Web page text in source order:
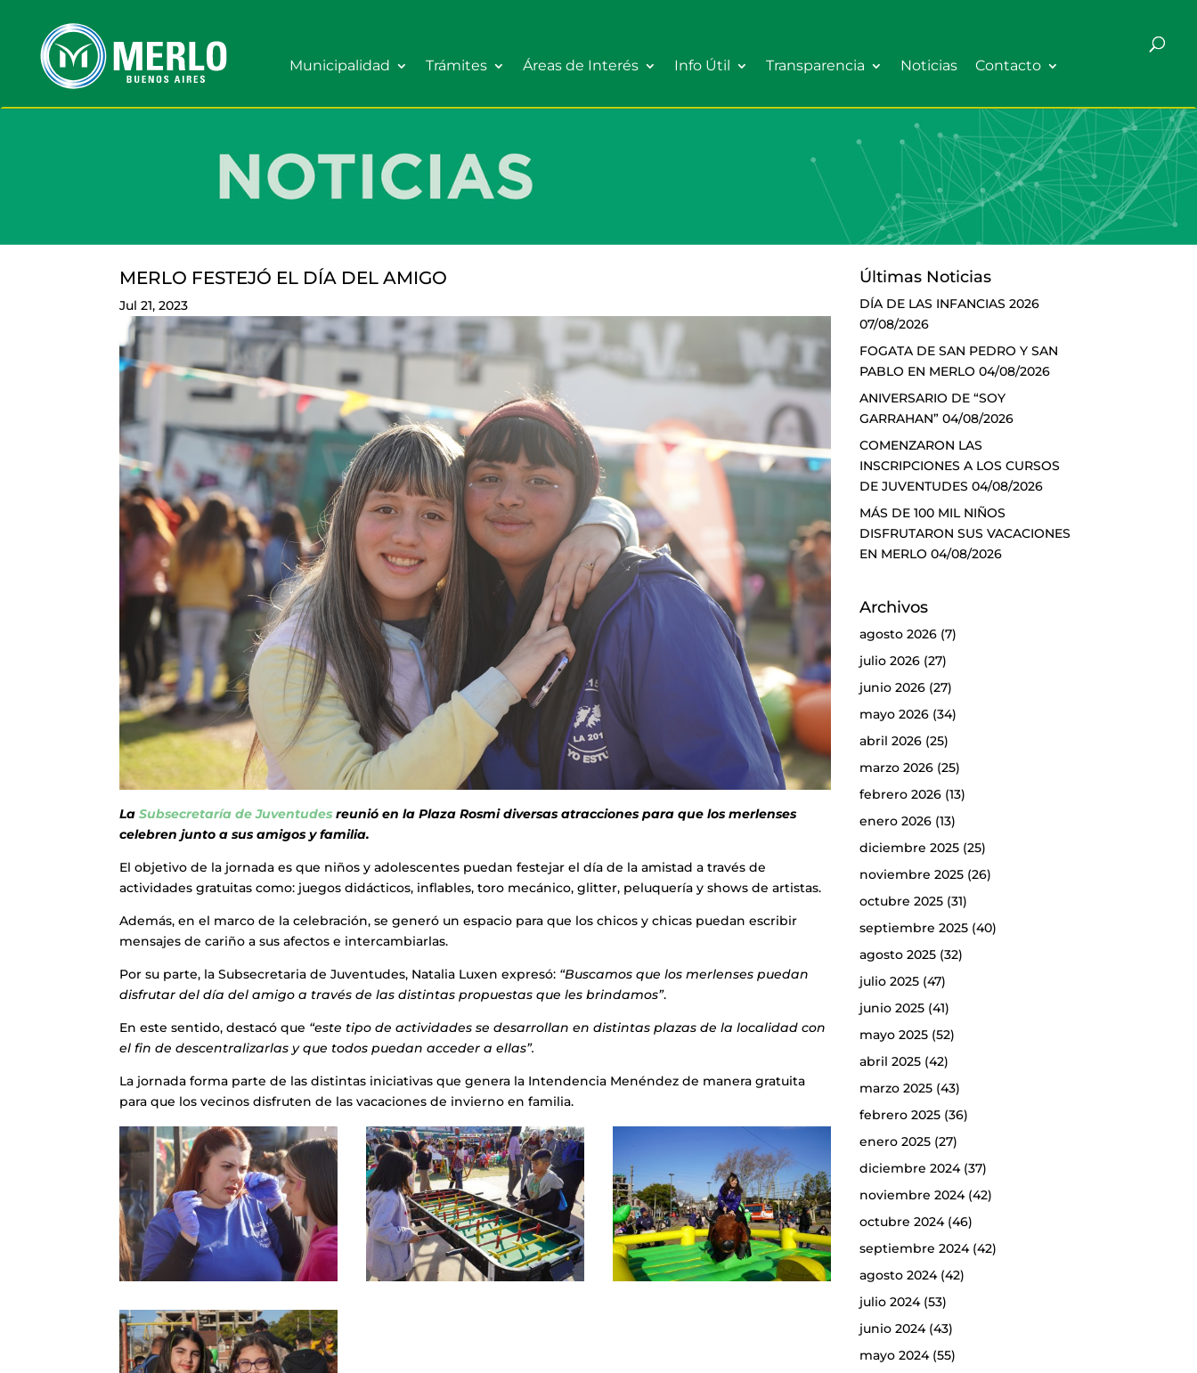
Municipalidad Trámites Áreas de Interés Info Útil Transparencia Noticias Contacto
MERLO FESTEJÓ EL DÍA DEL AMIGO
Jul 21, 2023
LaSubsecretaría de Juventudes reunió en la Plaza Rosmi diversas atracciones para que los merlenses
celebren junto a sus amigos y familia.
El objetivo de la jornada es que niños y adolescentes puedan festejar el día de la amistad a través de
actividades gratuitas como: juegos didácticos, inflables, toro mecánico, glitter, peluquería y shows de artistas.
Además, en el marco de la celebración, se generó un espacio para que los chicos y chicas puedan escribir
mensajes de cariño a sus afectos e intercambiarlas.
Por su parte, la Subsecretaria de Juventudes, Natalia Luxen expresó: “Buscamos que los merlenses puedan
disfrutar del día del amigo a través de las distintas propuestas que les brindamos”.
En este sentido, destacó que “este tipo de actividades se desarrollan en distintas plazas de la localidad con
el fin de descentralizarlas y que todos puedan acceder a ellas”.
La jornada forma parte de las distintas iniciativas que genera la Intendencia Menéndez de manera gratuita
para que los vecinos disfruten de las vacaciones de invierno en familia.
Últimas Noticias
DÍA DE LAS INFANCIAS 2026
07/08/2026
FOGATA DE SAN PEDRO Y SAN
PABLO EN MERLO 04/08/2026
ANIVERSARIO DE “SOY
GARRAHAN” 04/08/2026
COMENZARON LAS
INSCRIPCIONES A LOS CURSOS
DE JUVENTUDES 04/08/2026
MÁS DE 100 MIL NIÑOS
DISFRUTARON SUS VACACIONES
EN MERLO 04/08/2026
Archivos
agosto 2026(7)
julio 2026(27)
junio 2026(27)
mayo 2026(34)
abril 2026(25)
marzo 2026(25)
febrero 2026(13)
enero 2026(13)
diciembre 2025(25)
noviembre 2025(26)
octubre 2025(31)
septiembre 2025(40)
agosto 2025(32)
julio 2025(47)
junio 2025(41)
mayo 2025(52)
abril 2025(42)
marzo 2025(43)
febrero 2025(36)
enero 2025(27)
diciembre 2024(37)
noviembre 2024(42)
octubre 2024(46)
septiembre 2024(42)
agosto 2024(42)
julio 2024(53)
junio 2024(43)
mayo 2024(55)